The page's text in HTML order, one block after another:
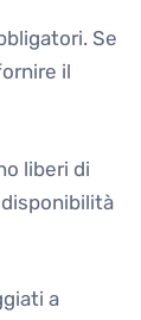
Se
il
liberi di
a